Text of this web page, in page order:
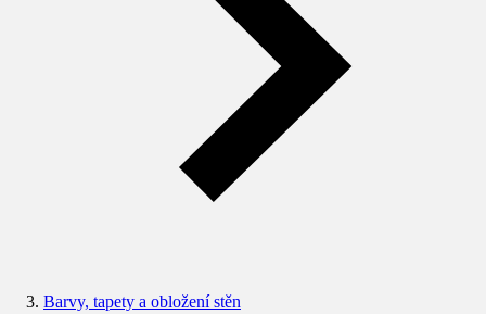
Barvy, tapety a obložení stěn